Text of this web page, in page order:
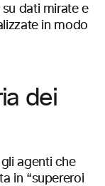
dati mirate e
in modo
dei
agenti che
in “supereroi